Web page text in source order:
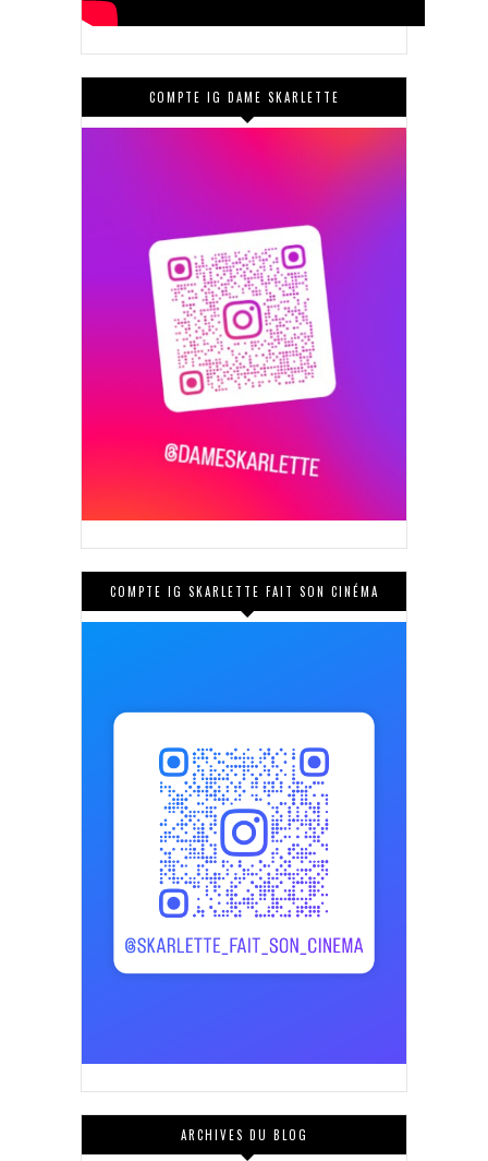
COMPTE IG DAME SKARLETTE
COMPTE IG SKARLETTE FAIT SON CINÉMA
ARCHIVES DU BLOG